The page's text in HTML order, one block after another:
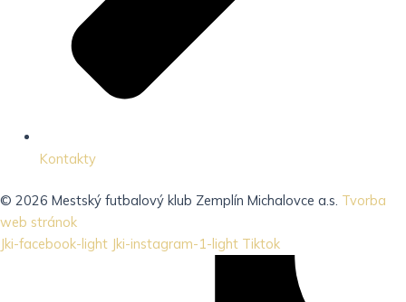
Kontakty
© 2026 Mestský futbalový klub Zemplín Michalovce a.s. Tvorba
web stránok
Jki-facebook-light Jki-instagram-1-light Tiktok